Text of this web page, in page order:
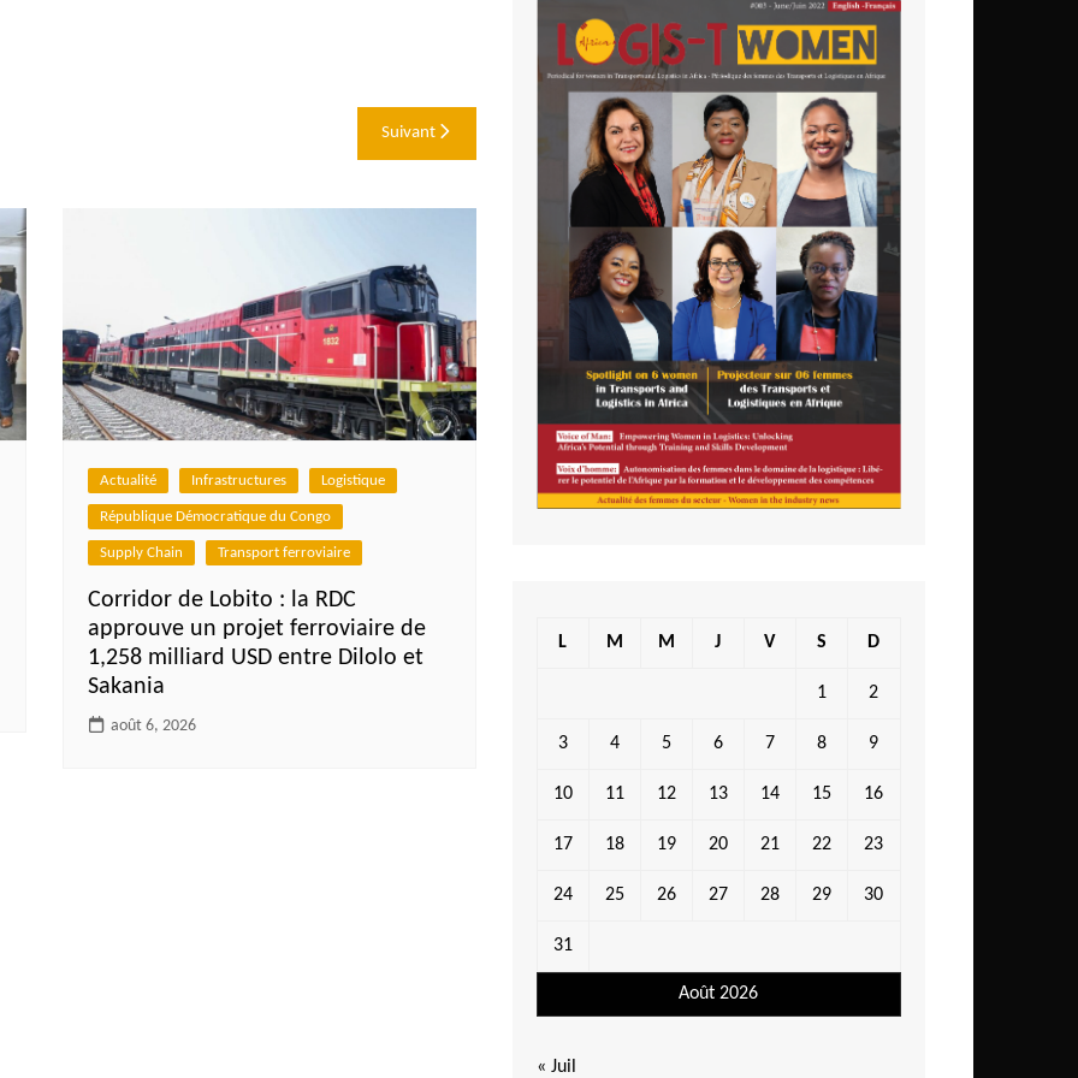
Suivant
Actualité Infrastructures Logistique
République Démocratique du Congo
Supply Chain Transport ferroviaire
Corridor de Lobito : la RDC
approuve un projet ferroviaire de
1,258 milliard USD entre Dilolo et
Sakania
août 6, 2026
Août 2026
L M M J V S D
1 2
3 4 5 6 7 8 9
10 11 12 13 14 15 16
17 18 19 20 21 22 23
24 25 26 27 28 29 30
31
« Juil